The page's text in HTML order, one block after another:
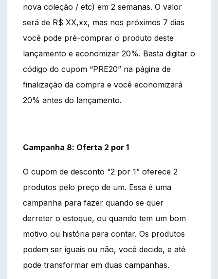
nova coleção / etc) em 2 semanas. O valor
será de R$ XX,xx, mas nos próximos 7 dias
você pode pré-comprar o produto deste
lançamento e economizar 20%. Basta digitar o
código do cupom “PRE20” na página de
finalização da compra e você economizará
20% antes do lançamento.
Campanha 8: Oferta 2 por 1
O cupom de desconto “2 por 1” oferece 2
produtos pelo preço de um. Essa é uma
campanha para fazer quando se quer
derreter o estoque, ou quando tem um bom
motivo ou história para contar. Os produtos
podem ser iguais ou não, você decide, e até
pode transformar em duas campanhas.